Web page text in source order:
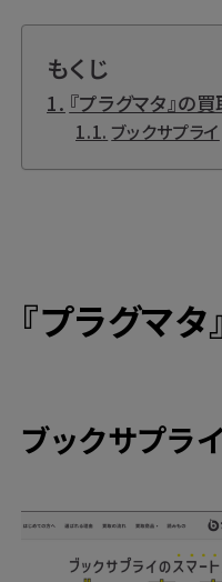
もくじ
『プラグマタ』の
ブックサプライ
『プラグマ
ブックサプライ